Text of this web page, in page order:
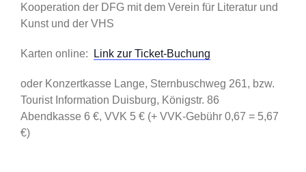
Kooperation der DFG mit dem Verein für Literatur und
Kunst und der VHS
Karten online: Link zur Ticket-Buchung
oder Konzertkasse Lange, Sternbuschweg 261, bzw.
Tourist Information Duisburg, Königstr. 86
Abendkasse 6 €, VVK 5 € (+ VVK-Gebühr 0,67 = 5,67
€)